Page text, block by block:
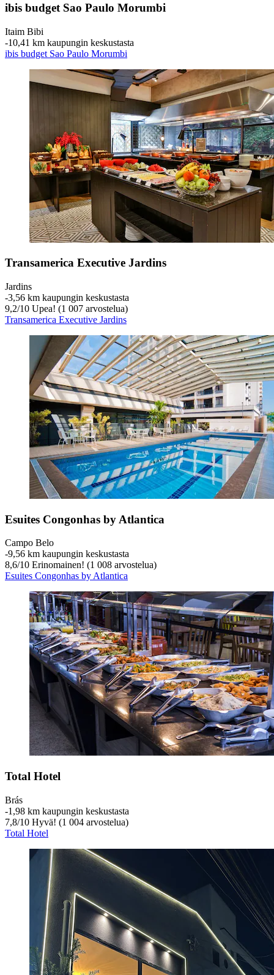
ibis budget Sao Paulo Morumbi
Itaim Bibi
‐10,41 km kaupungin keskustasta
ibis budget Sao Paulo Morumbi
Transamerica Executive Jardins
Jardins
‐3,56 km kaupungin keskustasta
9,2/10 Upea! (1 007 arvostelua)
Transamerica Executive Jardins
Esuites Congonhas by Atlantica
Campo Belo
‐9,56 km kaupungin keskustasta
8,6/10 Erinomainen! (1 008 arvostelua)
Esuites Congonhas by Atlantica
Total Hotel
Brás
‐1,98 km kaupungin keskustasta
7,8/10 Hyvä! (1 004 arvostelua)
Total Hotel